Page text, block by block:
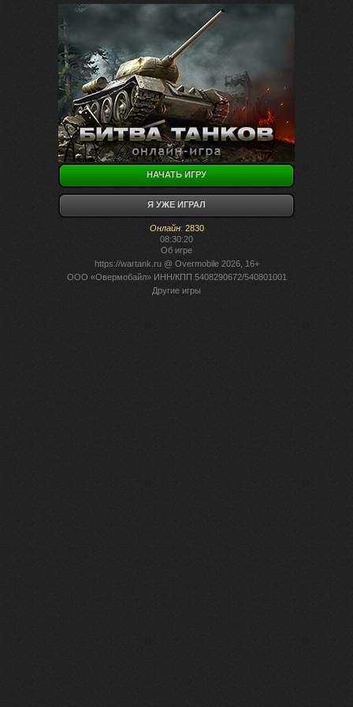
НАЧАТЬ ИГРУ
Я УЖЕ ИГРАЛ
Онлайн: 2830
08:30:20
Об игре
https://wartank.ru@ Overmobile 2026, 16+
ООО «Овермобайл» ИНН/КПП 5408290672/540801001
Другие игры